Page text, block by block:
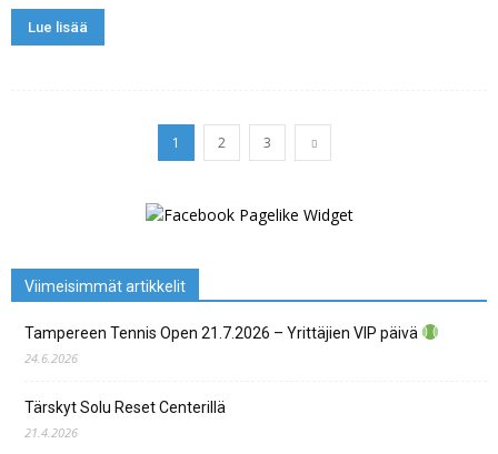
Lue lisää
1 2 3
Viimeisimmät artikkelit
Tampereen Tennis Open 21.7.2026 – Yrittäjien VIP päivä
24.6.2026
Tärskyt Solu Reset Centerillä
21.4.2026